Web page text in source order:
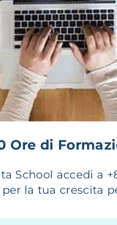
Ore di
School accedi a
la tua crescita